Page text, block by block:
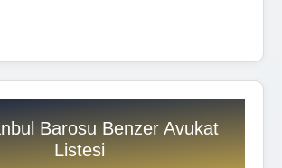
Barosu Benzer Avukat
Listesi